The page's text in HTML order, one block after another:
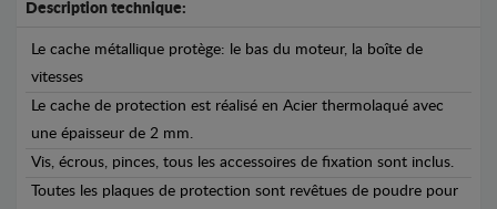
Description technique:
Le cache métallique protège: le bas du moteur, la boîte de
vitesses
Le cache de protection est réalisé en Acier thermolaqué avec
une épaisseur de 2 mm.
Vis, écrous, pinces, tous les accessoires de fixation sont inclus.
Toutes les plaques de protection sont revêtues de poudre pour